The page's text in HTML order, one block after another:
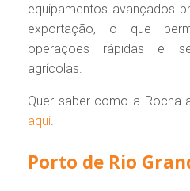
equipamentos avançados
exportação, o que
operações rápidas e
agrícolas.
Quer saber como a Rocha
aqui
Porto de Rio